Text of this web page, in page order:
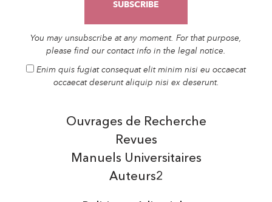
You may unsubscribe at any moment. For that purpose,
please find our contact info in the legal notice.
Enim quis fugiat consequat elit minim nisi eu occaecat
occaecat deserunt aliquip nisi ex deserunt.
Auteurs2
Manuels Universitaires
Ouvrages de Recherche
Revues